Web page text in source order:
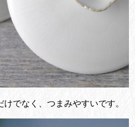
でなく、つまみやすいです。